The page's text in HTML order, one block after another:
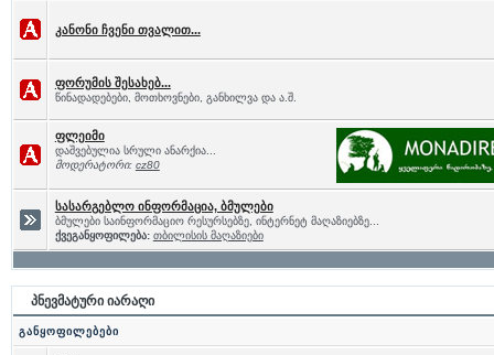
კანონი ჩვენი თვალით...
ფორუმის შესახებ...
წინადადებები, მოთხოვნები, განხილვა და ა.შ.
ფლეიმი
დაშვებულია სრული ანარქია...
მოდერატორი: cz80
სასარგებლო ინფორმაცია, ბმულები
ბმულები საინფორმაციო რესურსებზე, ინტერნეტ მაღაზიებზე...
ქვეგანყოფილება: თბილისის მაღაზიები
პნევმატური იარაღი
განყოფილებები